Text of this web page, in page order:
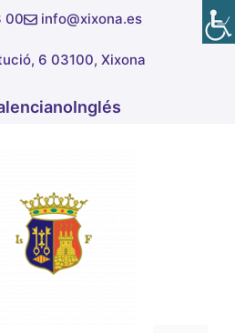
00 info@xixona.es
6 03100, Xixona
Inglés